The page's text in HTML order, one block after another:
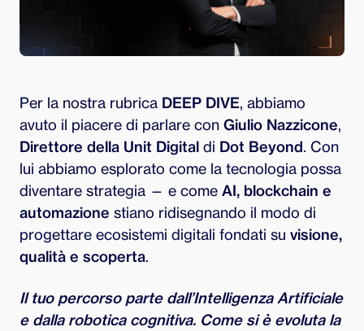
Per la nostra rubrica DEEP DIVE, abbiamo
avuto il piacere di parlare con Giulio Nazzicone,
Direttore della Unit Digital di Dot Beyond. Con
lui abbiamo esplorato come la tecnologia possa
diventare strategia — e come AI, blockchain e
automazione stiano ridisegnando il modo di
progettare ecosistemi digitali fondati su visione,
qualità e scoperta.
Il tuo percorso parte dall’Intelligenza Artificiale
e dalla robotica cognitiva. Come si è evoluta la